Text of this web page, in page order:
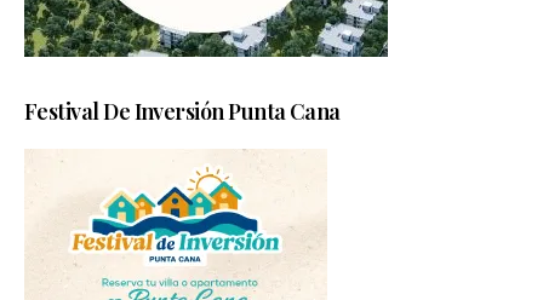
Festival De Inversión Punta Cana